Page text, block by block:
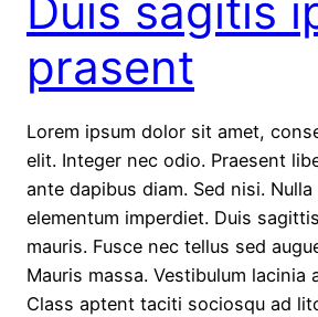
Duis sagitis
prasent
Lorem ipsum dolor sit amet,
elit. Integer nec odio. Praesent
ante dapibus diam. Sed nisi.
elementum imperdiet. Duis
mauris. Fusce nec tellus sed
Mauris massa. Vestibulum lacinia
Class aptent taciti sociosqu ad